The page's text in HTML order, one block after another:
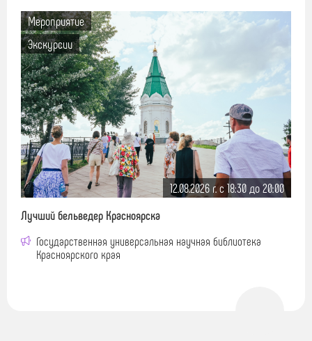
Мероприятие
Экскурсии
12.08.2026 г. c 18:30 до 20:00
Лучший бельведер Красноярска
Государственная универсальная научная библиотека
Красноярского края